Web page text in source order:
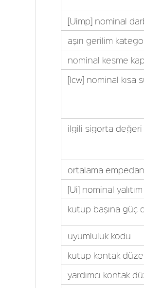
[Uimp] nominal
aşırı gerilim
nominal kesme
[Icw] nominal kısa
ilgili sigorta değeri
ortalama
[Ui] nominal
kutup başına güç
uyumluluk kodu
kutup kontak
yardımcı kontak